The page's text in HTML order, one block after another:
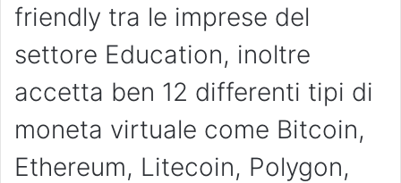
friendly tra le imprese del
settore Education, inoltre
accetta ben 12 differenti tipi di
moneta virtuale come Bitcoin,
Ethereum, Litecoin, Polygon,